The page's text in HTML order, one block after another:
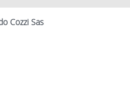
Cozzi Sas